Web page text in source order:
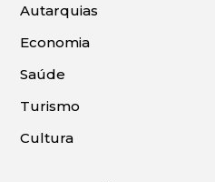
Autarquias
Economia
Saúde
Turismo
Cultura